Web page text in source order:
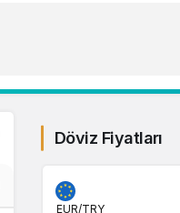
Döviz Fiyatları
EUR/TRY